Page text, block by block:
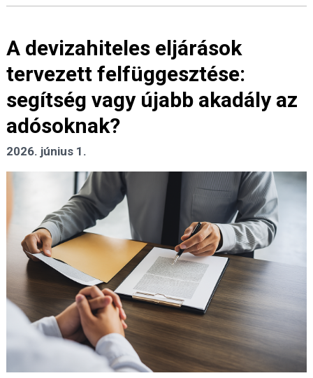
A devizahiteles eljárások
tervezett felfüggesztése:
segítség vagy újabb akadály az
adósoknak?
2026. június 1.